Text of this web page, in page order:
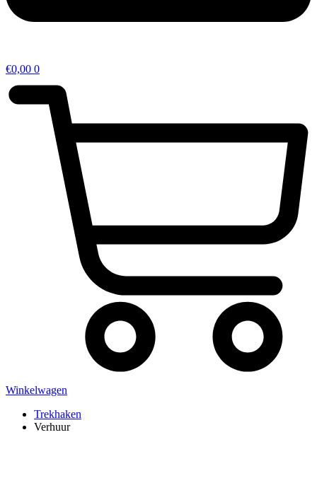
€0,00 0
Winkelwagen
Trekhaken
Verhuur